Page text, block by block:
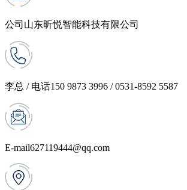
公司 山东昕悦智能科技有限公司
李总 / 电话150 9873 3996 / 0531-8592 5587
E-mail627119444@qq.com